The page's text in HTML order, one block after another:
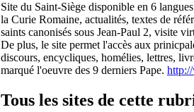
Site du Saint-Siège disponible en 6
la Curie Romaine, actualités, textes de
saints canonisés sous Jean-Paul 2, visite
De plus, le site permet l'accès aux
discours, encycliques, homélies, lettres,
marqué l'oeuvre des 9 derniers Pape.
Tous les sites de cette